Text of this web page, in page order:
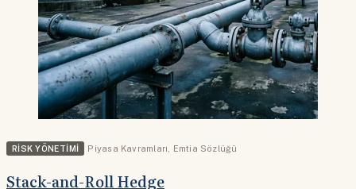
RISK YÖNETIMI Piyasa Kavramları Emtia Sözlüğü
Stack-and-Roll Hedge